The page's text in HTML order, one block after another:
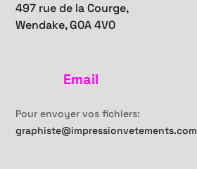
497 rue de la Courge,
Wendake, G0A 4V0
Email
Pour envoyer vos fichiers:
graphiste@impressionvetements.com